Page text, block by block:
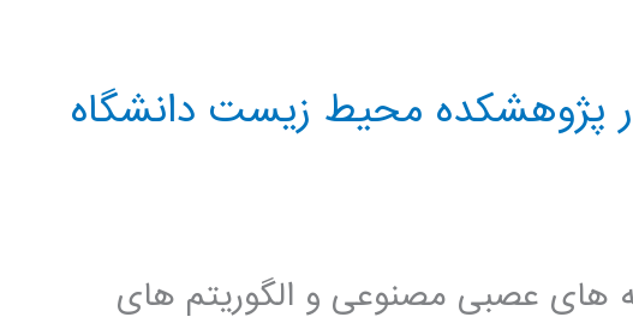
در پژوهشکده محيط زيست دانشگاه
های عصبی مصنوعی و الگوريتم های